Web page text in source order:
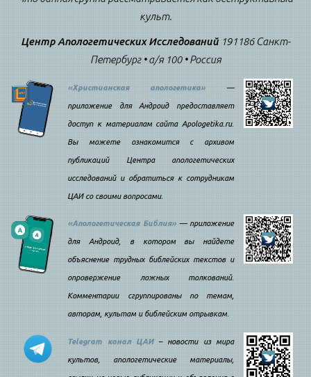
культ.
Центр Апологетических Исследований 191186 Санкт-
Петербург • а/я 100 • Россия
«Христианская апологетика» —
приложение для Андроид предоставляет
доступ к материалам сайта Apologetika.ru.
Вы можете ознакомится с архивом
публикаций Центра апологетических
исследований и обратиться к сотрудникам
ЦАИ со своими вопросами.
«Апологетическая Библия»— приложение
для Андроид, в котором вы найдете
объяснение трудных библейских текстов и
опровержение ложных толкований.
Комментарии сгруппированы по темам,
авторам, культам и библейским отрывкам.
Telegram канал ЦАИ– новости из мира
культов, апологетические материалы,